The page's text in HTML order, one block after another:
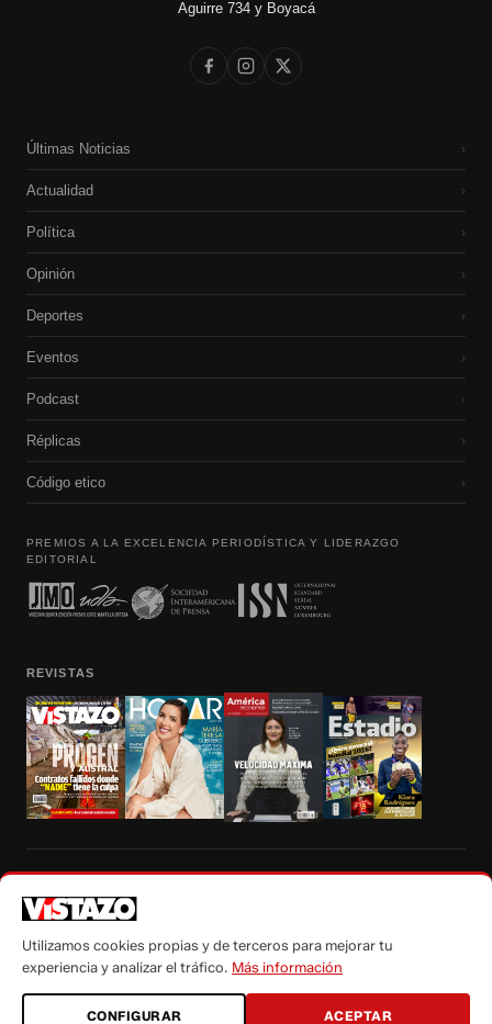
Aguirre 734 y Boyacá
Últimas Noticias ›
Actualidad ›
Política ›
Opinión ›
Deportes ›
Eventos ›
Podcast ›
Réplicas ›
Código etico ›
PREMIOS A LA EXCELENCIA PERIODÍSTICA Y LIDERAZGO
EDITORIAL
REVISTAS
autorización escrita de su titular, de todos los contenidos de Vistazo.com.
Utilizamos cookies propias y de terceros para mejorar tu
experiencia y analizar el tráfico. Más información
CONFIGURAR ACEPTAR